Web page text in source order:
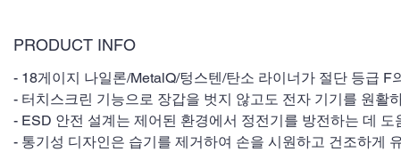
PRODUCT INFO
- 18게이지 나일론/MetalQ/텅스텐/탄소 라이너가 절단 등급 F
- 터치스크린 기능으로 장갑을 벗지 않고도 전자 기기를 원활
- ESD 안전 설계는 제어된 환경에서 정전기를 방전하는 데 도
- 통기성 디자인은 습기를 제거하여 손을 시원하고 건조하게